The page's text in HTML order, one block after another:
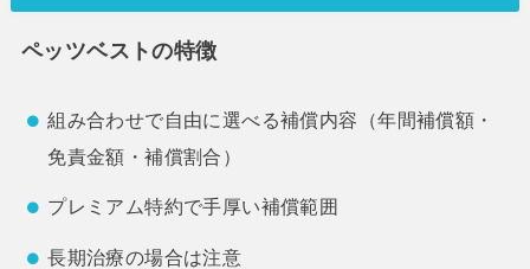
ペッツベストの特徴
組み合わせで自由に選べる補償内容（年間補償額・
免責金額・補償割合）
プレミアム特約で手厚い補償範囲
長期治療の場合は注意